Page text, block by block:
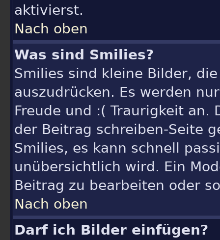
aktivierst.
Nach oben
Was sind Smilies?
Smilies sind kleine Bilder,
auszudrücken. Es werden
Freude und :( Traurigkeit
der Beitrag schreiben-Seite
Smilies, es kann schnell
unübersichtlich wird. Ein
Beitrag zu bearbeiten oder
Nach oben
Darf ich Bilder einfügen?